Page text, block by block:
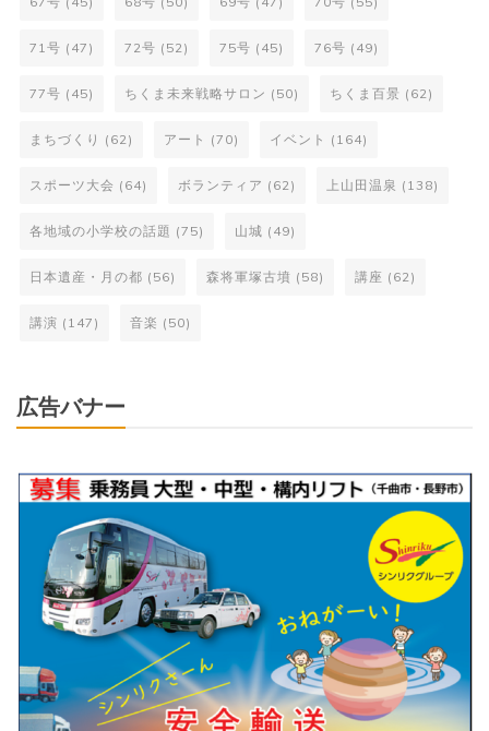
71号 (47) 72号 (52) 75号 (45) 76号 (49)
77号 (45) ちくま未来戦略サロン (50) ちくま百景 (62)
まちづくり (62) アート (70) イベント (164)
スポーツ大会 (64) ボランティア (62) 上山田温泉 (138)
各地域の小学校の話題 (75) 山城 (49)
日本遺産・月の都 (56) 森将軍塚古墳 (58) 講座 (62)
講演 (147) 音楽 (50)
広告バナー